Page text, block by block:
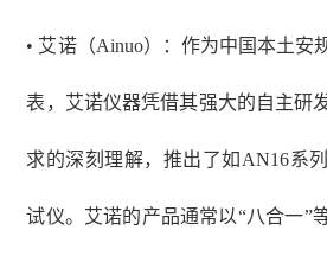
• 艾诺（Ainuo）：作为中国本土安
表，艾诺仪器凭借其强大的自主研
求的深刻理解，推出了如AN16系
试仪。艾诺的产品通常以“八合一”